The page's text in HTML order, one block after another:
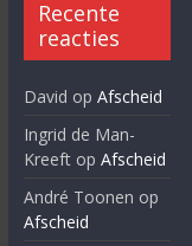
Recente
reacties
David op Afscheid
Ingrid de Man-
Kreeftop Afscheid
André Toonen op
Afscheid